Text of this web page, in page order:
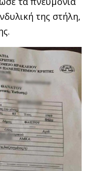
της στήλη,